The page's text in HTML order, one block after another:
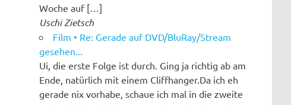
Woche auf […]
Uschi Zietsch
Film • Re: Gerade auf DVD/BluRay/Stream
gesehen...
Ui, die erste Folge ist durch. Ging ja richtig ab am
Ende, natürlich mit einem Cliffhanger.Da ich eh
gerade nix vorhabe, schaue ich mal in die zweite